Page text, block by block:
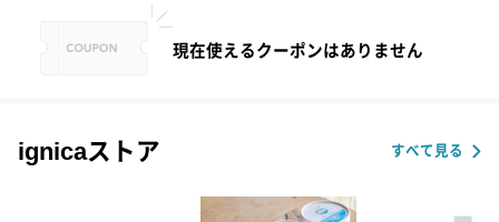
現在使えるクーポンはありません
ignicaストア すべて見る